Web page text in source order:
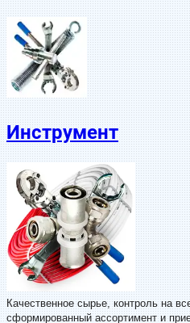
Инструмент
Качественное сырье, контроль на
сформированный ассортимент и